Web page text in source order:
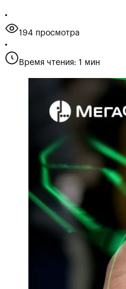
•
194 просмотра
•
Время чтения: 1 мин